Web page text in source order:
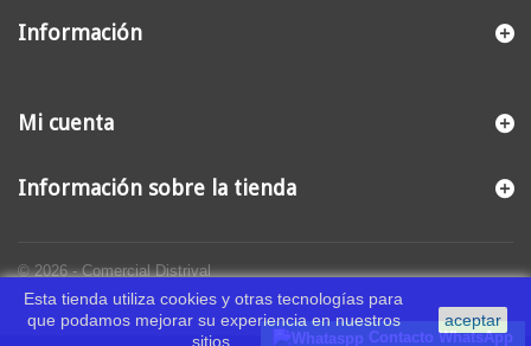
Información
© 2026 - Comercial Distrival
Mi cuenta
Información sobre la tienda
Esta tienda utiliza cookies y otras tecnologías para
que podamos mejorar su experiencia en nuestros
sitios.
aceptar
Contacto WhatsApp